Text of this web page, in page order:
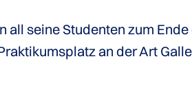
seine Studenten zum
an der Art